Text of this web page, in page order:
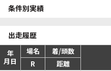
条件別実績
出走履歴
年
月日
場名 着/頭数
R
距離